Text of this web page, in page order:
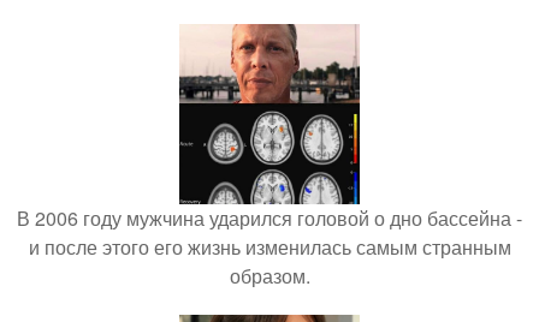
В 2006 году мужчина ударился головой о дно бассейна -
и после этого его жизнь изменилась самым странным
образом.